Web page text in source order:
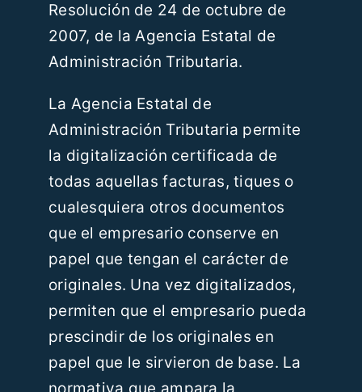
Resolución de 24 de octubre de
2007, de la Agencia Estatal de
Administración Tributaria.
La Agencia Estatal de
Administración Tributaria permite
la digitalización certificada de
todas aquellas facturas, tiques o
cualesquiera otros documentos
que el empresario conserve en
papel que tengan el carácter de
originales. Una vez digitalizados,
permiten que el empresario pueda
prescindir de los originales en
papel que le sirvieron de base. La